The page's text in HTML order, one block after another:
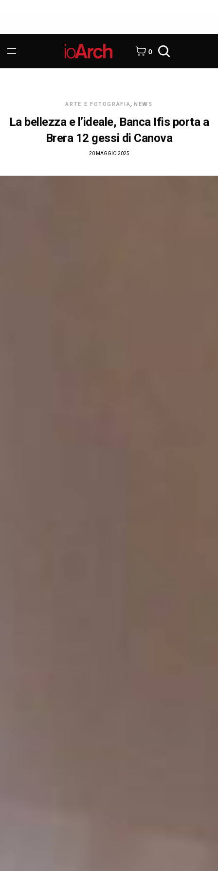
0
ARTE E FOTOGRAFIA, NEWS
La bellezza e l’ideale, Banca Ifis porta a
Brera 12 gessi di Canova
20 MAGGIO 2025